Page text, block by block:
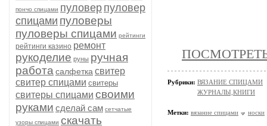
пончо спицами пуловер пуловер
спицами пуловеры
пуловеры спицами рейтинги
рейтинги казино ремонт
рукоделие руны ручная
работа салфетка свитер
свитер спицами свитеры
свитеры спицами своими
руками сделай сам сетчатые
узоры спицами скачать
ПОСМОТРЕТЬ
Рубрики: ВЯЗАНИЕ СПИЦАМИ
ЖУРНАЛЫ,КНИГИ
Метки: вязание спицами носки